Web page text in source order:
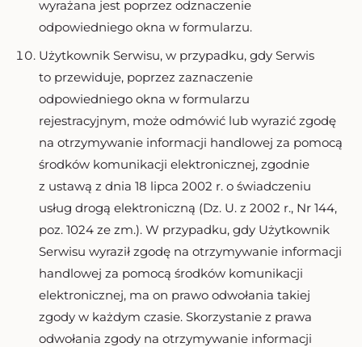
wyrażana jest poprzez odznaczenie
odpowiedniego okna w formularzu.
Użytkownik Serwisu, w przypadku, gdy Serwis
to przewiduje, poprzez zaznaczenie
odpowiedniego okna w formularzu
rejestracyjnym, może odmówić lub wyrazić zgodę
na otrzymywanie informacji handlowej za pomocą
środków komunikacji elektronicznej, zgodnie
z ustawą z dnia 18 lipca 2002 r. o świadczeniu
usług drogą elektroniczną (Dz. U. z 2002 r., Nr 144,
poz. 1024 ze zm.). W przypadku, gdy Użytkownik
Serwisu wyraził zgodę na otrzymywanie informacji
handlowej za pomocą środków komunikacji
elektronicznej, ma on prawo odwołania takiej
zgody w każdym czasie. Skorzystanie z prawa
odwołania zgody na otrzymywanie informacji